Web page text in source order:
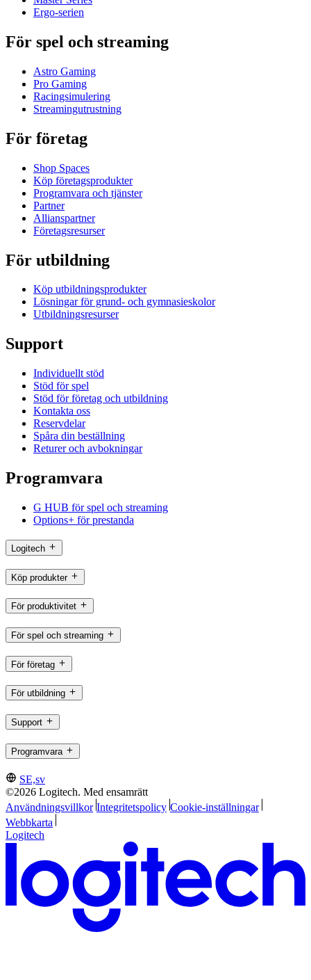
Ergo-serien
För spel och streaming
Astro Gaming
Pro Gaming
Racingsimulering
Streamingutrustning
För företag
Shop Spaces
Köp företagsprodukter
Programvara och tjänster
Partner
Allianspartner
Företagsresurser
För utbildning
Köp utbildningsprodukter
Lösningar för grund- och gymnasieskolor
Utbildningsresurser
Support
Individuellt stöd
Stöd för spel
Stöd för företag och utbildning
Kontakta oss
Reservdelar
Spåra din beställning
Returer och avbokningar
Programvara
G HUB för spel och streaming
Options+ för prestanda
Logitech
Köp produkter
För produktivitet
För spel och streaming
För företag
För utbildning
Support
Programvara
SE,sv
©2026 Logitech. Med ensamrätt
Användningsvillkor Integritetspolicy Cookie-inställningar
Webbkarta
Logitech